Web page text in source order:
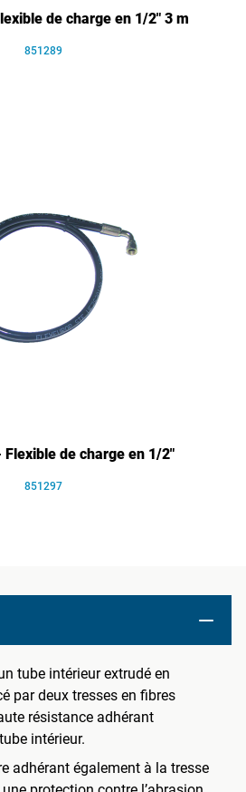
de charge en 1/2" 3 m
851289
Flexible de charge en 1/2"
851297
tube intérieur extrudé en
par deux tresses en fibres
résistance adhérant
intérieur.
adhérant également à la tresse